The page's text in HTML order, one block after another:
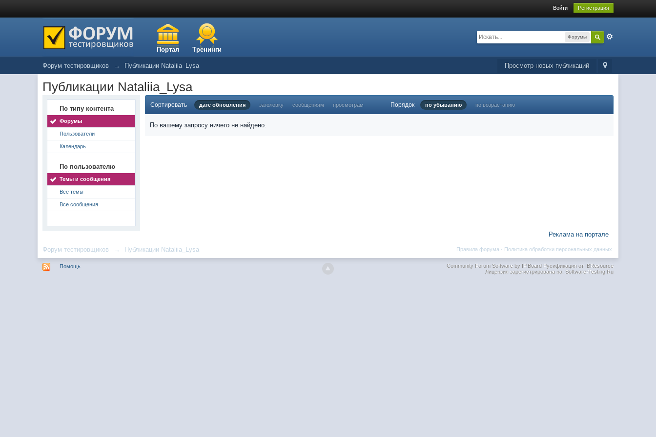
Войти Регистрация
Портал Тренинги
Форумы
Просмотр новых публикаций
Форум тестировщиков → Публикации Nataliia_Lysa
Публикации Nataliia_Lysa
По типу контента
Форумы
Пользователи
Календарь
По пользователю
Темы и сообщения
Все темы
Все сообщения
Сортировать дате обновления заголовку сообщениям просмотрам Порядок по убыванию по возрастанию
По вашему запросу ничего не найдено.
Реклама на портале
Форум тестировщиков → Публикации Nataliia_Lysa Политика обработки персональных данных
Правила форума ·
Помощь Community Forum Software by IP.BoardРусификация от IBResource
Лицензия зарегистрирована на: Software-Testing.Ru